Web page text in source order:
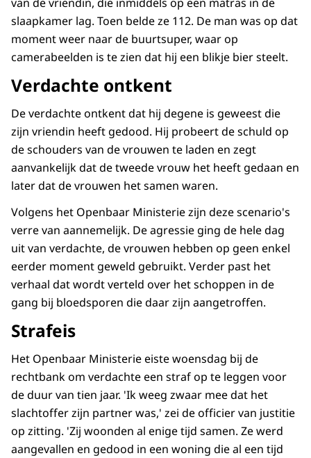
van de vriendin, die inmiddels op een matras in de
slaapkamer lag. Toen belde ze 112. De man was op dat
moment weer naar de buurtsuper, waar op
camerabeelden is te zien dat hij een blikje bier steelt.
Verdachte ontkent
De verdachte ontkent dat hij degene is geweest die
zijn vriendin heeft gedood. Hij probeert de schuld op
de schouders van de vrouwen te laden en zegt
aanvankelijk dat de tweede vrouw het heeft gedaan en
later dat de vrouwen het samen waren.
Volgens het Openbaar Ministerie zijn deze scenario's
verre van aannemelijk. De agressie ging de hele dag
uit van verdachte, de vrouwen hebben op geen enkel
eerder moment geweld gebruikt. Verder past het
verhaal dat wordt verteld over het schoppen in de
gang bij bloedsporen die daar zijn aangetroffen.
Strafeis
Het Openbaar Ministerie eiste woensdag bij de
rechtbank om verdachte een straf op te leggen voor
de duur van tien jaar. 'Ik weeg zwaar mee dat het
slachtoffer zijn partner was,' zei de officier van justitie
op zitting. 'Zij woonden al enige tijd samen. Ze werd
aangevallen en gedood in een woning die al een tijd